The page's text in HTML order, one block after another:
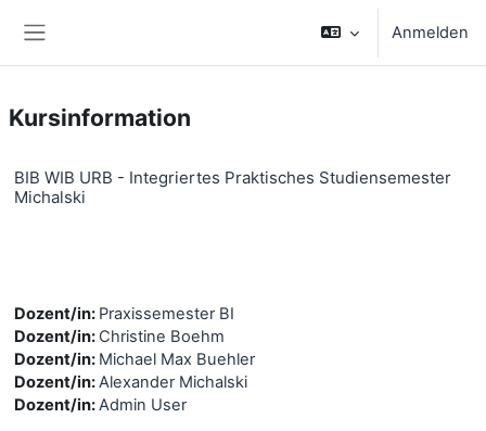
Anmelden
Kursinformation
BIB WIB URB - Integriertes Praktisches Studiensemester
Michalski
Dozent/in: Praxissemester BI
Dozent/in: Christine Boehm
Dozent/in: Michael Max Buehler
Dozent/in:Alexander Michalski
Dozent/in:Admin User